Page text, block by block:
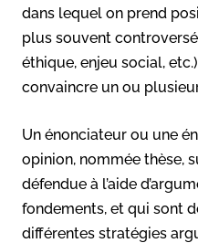
dans lequel on prend
plus souvent
éthique, enjeu social,
convaincre un ou
Un énonciateur ou une
opinion, nommée thèse,
défendue à l’aide
fondements, et qui sont
différentes stratégies